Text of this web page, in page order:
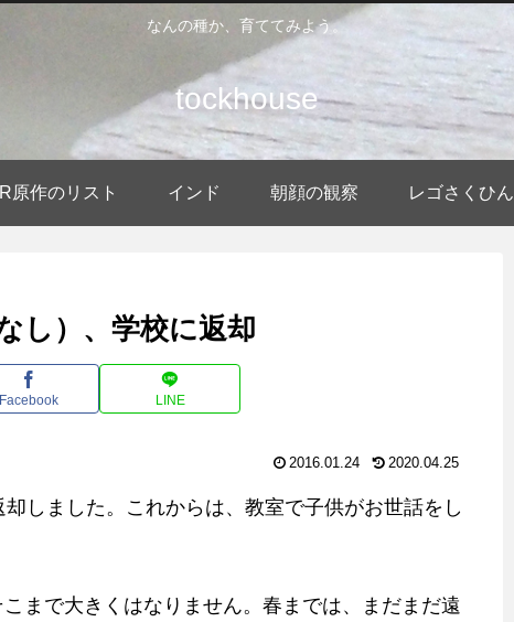
なんの種か、育ててみよう。
tockhouse
原作のリスト インド 朝顔の観察 レゴさくひん
し）、学校に返却
Facebook LINE
2016.01.24 2020.04.25
しました。これからは、教室で子供がお世話をし
まで大きくはなりません。春までは、まだまだ遠